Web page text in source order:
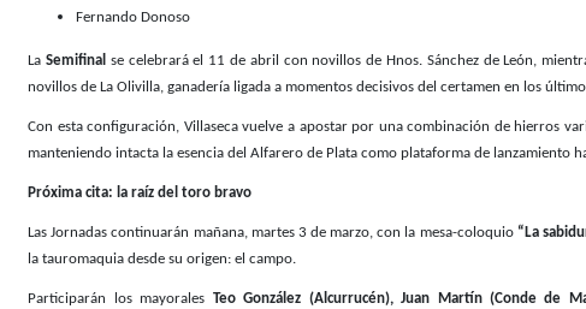
Fernando Donoso
La Semifinal se celebrará el 11 de abril con novillos de Hnos. Sánchez de León,
novillos de La Olivilla, ganadería ligada a momentos decisivos del certamen en los
Con esta configuración, Villaseca vuelve a apostar por una combinación de hierros
manteniendo intacta la esencia del Alfarero de Plata como plataforma de lanzamiento
Próxima cita: la raíz del toro bravo
Las Jornadas continuarán mañana, martes 3 de marzo, con la mesa-coloquio “La
la tauromaquia desde su origen: el campo.
Participarán los mayorales Teo González (Alcurrucén), Juan Martín (Conde de